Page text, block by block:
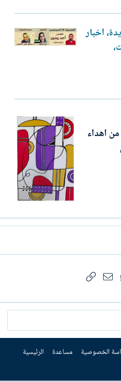
أخبار
اهداء
WhatsAppالبريد الإلكتروني
الخصوصية مساعدة الرئيسية